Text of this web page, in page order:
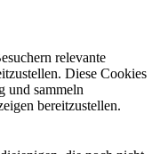
relevante
Diese Cookies
und sammeln
bereitzustellen.